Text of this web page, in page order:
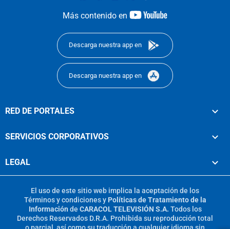
Más contenido en
youtube-
Descarga nuestra app en
Descarga nuestra app en
RED DE PORTALES
SERVICIOS CORPORATIVOS
LEGAL
El uso de este sitio web implica la aceptación de los
Términos y condicionesy Políticas de Tratamiento de la
Información de CARACOL TELEVISIÓN S.A. Todos los
Derechos Reservados D.R.A. Prohibida su reproducción total